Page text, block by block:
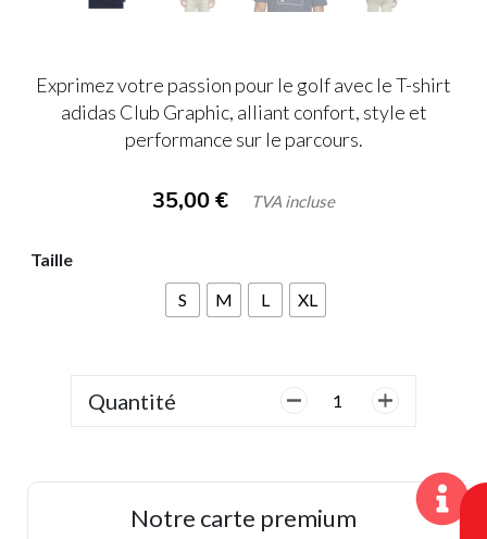
Exprimez votre passion pour le golf avec le T-shirt
adidas Club Graphic, alliant confort, style et
performance sur le parcours.
35,00 € TVA incluse
Taille
S
M L XL
Quantité
quantité
Homme,
Notre carte premium